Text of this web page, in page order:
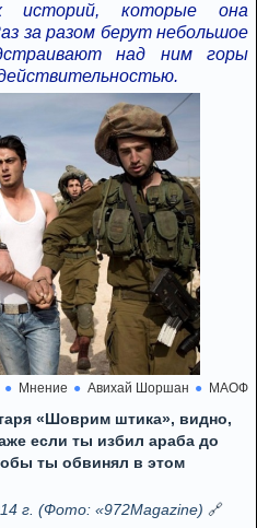
историй, которые она
за разом берут небольшое
над ним горы
Мнение Авихай Шоршан МАОФ
«Шоврим штика», видно,
если ты избил араба до
ты обвинял в этом
г. (Фото: «972Magazine) 🔗